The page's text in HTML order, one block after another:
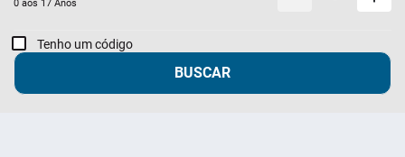
0 aos 17 Anos
Tenho um código
BUSCAR